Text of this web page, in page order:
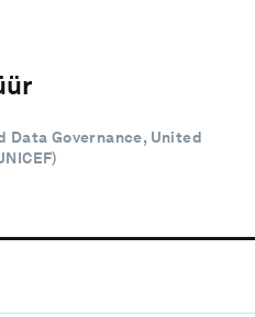
Data Governance, United